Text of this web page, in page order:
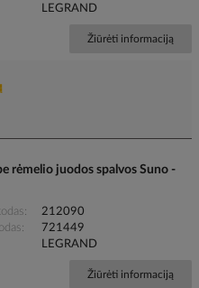
LEGRAND
Žiūrėti informaciją
rėmelio juodos spalvos Suno -
212090
721449
LEGRAND
Žiūrėti informaciją